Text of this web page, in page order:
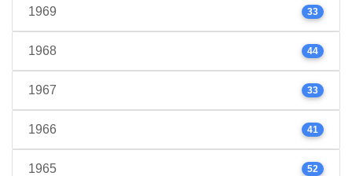
1969 33
1968 44
1967 33
1966 41
1965 52